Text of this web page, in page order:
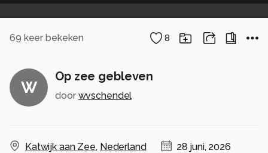
69 keer bekeken 8
W
Op zee gebleven
door wvschendel
Katwijk aan Zee, Nederland 28 juni, 2026